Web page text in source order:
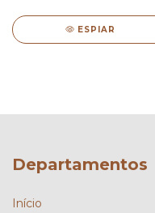
ESPIAR
Departamentos
Início